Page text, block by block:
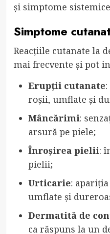
și simptome
Simptome
Reacțiile cutanate la
mai frecvente și pot
Erupții cutanate
roșii, umflate și
Mâncărimi:
arsură pe piele;
Înroșirea pielii:
pielii;
Urticarie:
umflate și
Dermatită de
ca răspuns la un